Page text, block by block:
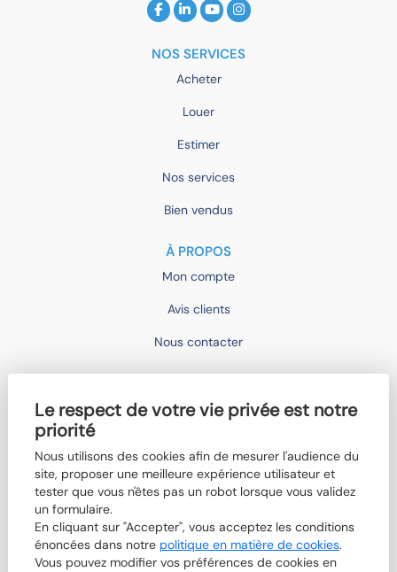
Le respect de votre vie privée est notre
priorité
Nous utilisons des cookies afin de mesurer l'audience du
site, proposer une meilleure expérience utilisateur et
tester que vous n'êtes pas un robot lorsque vous validez
un formulaire.
En cliquant sur "Accepter", vous acceptez les conditions
énoncées dans notre politique en matière de cookies.
Vous pouvez modifier vos préférences de cookies en
NOS SERVICES
Acheter
Louer
Estimer
Nos services
Bien vendus
À PROPOS
Mon compte
Avis clients
Nous contacter
Devenir mandataire
Qui sommes-nous ?
Boutik'IMO